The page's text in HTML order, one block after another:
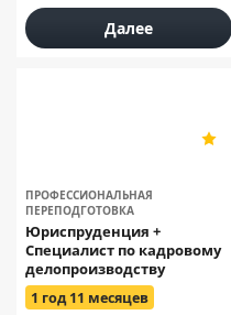
Далее
ПРОФЕССИОНАЛЬНАЯ
ПЕРЕПОДГОТОВКА
Юриспруденция +
Специалист по кадровому
делопроизводству
1 год 11 месяцев